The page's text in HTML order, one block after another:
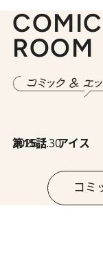
ROOM
2026.7.30
第15話 アイス
コミ